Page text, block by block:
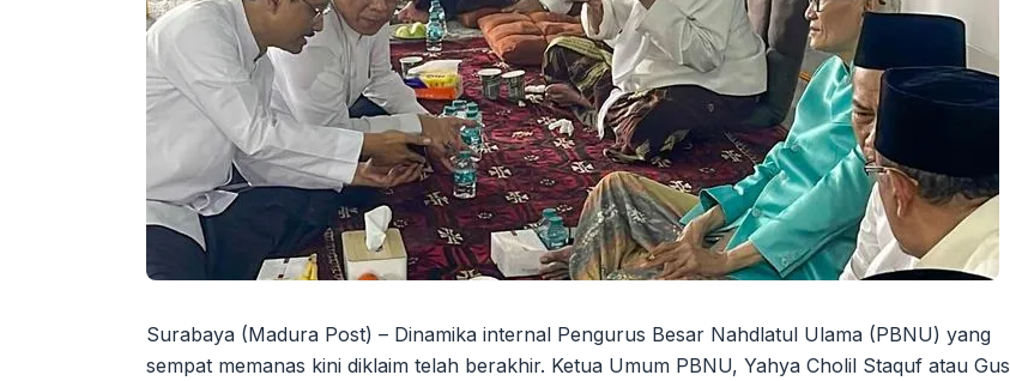
Surabaya (Madura Post) – Dinamika internal Pengurus Besar Nahdlatul Ulama (PBNU) yang
sempat memanas kini diklaim telah berakhir. Ketua Umum PBNU, Yahya Cholil Staquf atau Gus